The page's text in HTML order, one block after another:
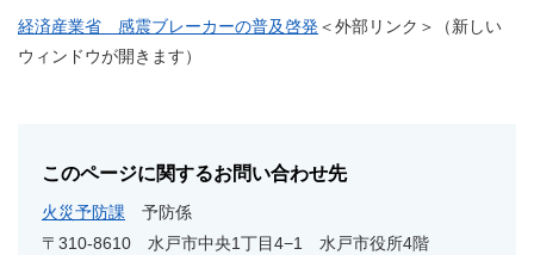
経済産業省 感震ブレーカーの普及啓発 ＜外部リンク＞
（新しい
ウィンドウが開きます）
このページに関するお問い合わせ先
火災予防課
予防係
〒310-8610
水戸市中央1丁目4−1 水戸市役所4階